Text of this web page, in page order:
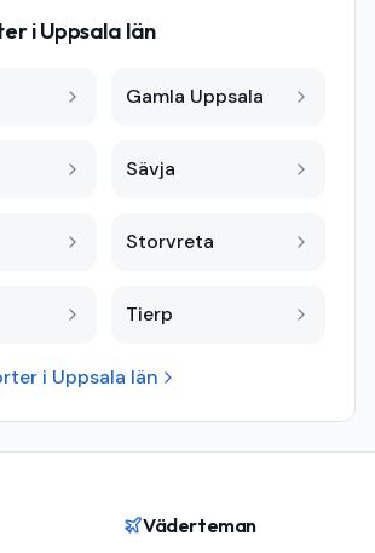
iUppsala län
Gamla Uppsala
Sävja
Storvreta
Tierp
i Uppsala län
Väderteman